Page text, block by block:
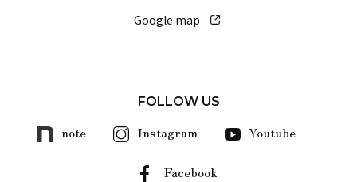
Google map
FOLLOW US
note Instagram Youtube
Facebook